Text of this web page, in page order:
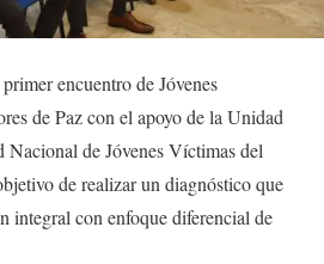
encuentro de Jóvenes
de Paz con el apoyo de la Unidad
de Jóvenes Víctimas del
de realizar un diagnóstico que
integral con enfoque diferencial de